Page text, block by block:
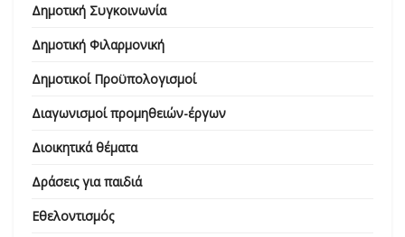
Δημοτική Συγκοινωνία
Δημοτική Φιλαρμονική
Δημοτικοί Προϋπολογισμοί
Διαγωνισμοί προμηθειών-έργων
Διοικητικά θέματα
Δράσεις για παιδιά
Εθελοντισμός